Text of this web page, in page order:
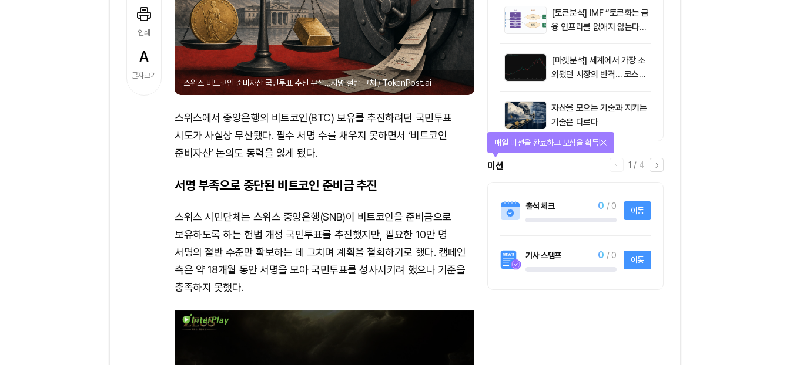
인쇄
글자크기
스위스 비트코인 준비자산 국민투표 추진 무산…서명 절반 그쳐 / TokenPost.ai
스위스에서 중앙은행의 비트코인(BTC) 보유를 추진하려던 국민투표
시도가 사실상 무산됐다. 필수 서명 수를 채우지 못하면서 ‘비트코인
준비자산’ 논의도 동력을 잃게 됐다.
서명 부족으로 중단된 비트코인 준비금 추진
스위스 시민단체는 스위스 중앙은행(SNB)이 비트코인을 준비금으로
보유하도록 하는 헌법 개정 국민투표를 추진했지만, 필요한 10만 명
서명의 절반 수준만 확보하는 데 그치며 계획을 철회하기로 했다. 캠페인
측은 약 18개월 동안 서명을 모아 국민투표를 성사시키려 했으나 기준을
충족하지 못했다.
[토큰분석] IMF “토큰화는 금
융 인프라를 없애지 않는다…
뿐”
[마켓분석] 세계에서 가장 소
외됐던 시장의 반격… 코스피
자산을 모으는 기술과 지키는
기술은 다르다
1 / 4
미션
매일 미션을 완료하고 보상을 획득!
출석 체크 0 / 0 이동
기사 스탬프 0 / 0 이동